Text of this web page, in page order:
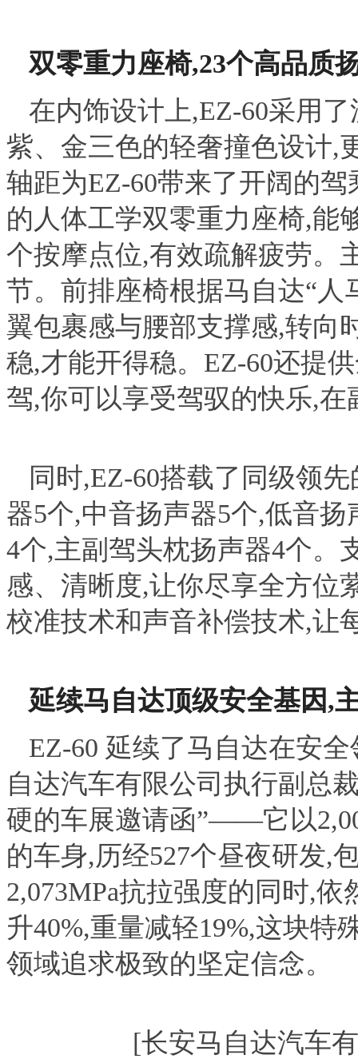
双零重力座椅,23个高品质
在内饰设计上,EZ-60采用
紫、金三色的轻奢撞色设计,
轴距为EZ-60带来了开阔的
的人体工学双零重力座椅,能
个按摩点位,有效疏解疲劳。
节。前排座椅根据马自达“
翼包裹感与腰部支撑感,转向
稳,才能开得稳。EZ-60还提
驾,你可以享受驾驭的快乐,
同时,EZ-60搭载了同级领
器5个,中音扬声器5个,低音
4个,主副驾头枕扬声器4个。
感、清晰度,让你尽享全方位
校准技术和声音补偿技术,让
延续马自达顶级安全基因,
EZ-60 延续了马自达在安
自达汽车有限公司执行副总
硬的车展邀请函”——它以
的车身,历经527个昼夜研发,
2,073MPa抗拉强度的同时,
升40%,重量减轻19%,这块特
领域追求极致的坚定信念。
[长安马自达汽车